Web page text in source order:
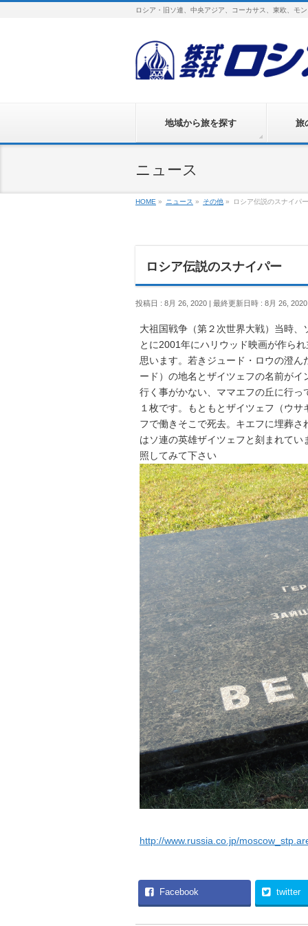
ロシア・旧ソ連、中央アジア、コーカサス、東欧、モ
地域から旅を探す 旅
ニュース
HOME » ニュース » その他 » ロシア伝説のスナイパー
ロシア伝説のスナイパー
投稿日 : 8月 26, 2020 最終更新日時 : 8月 26, 2020
大祖国戦争（第２次世界大戦）当時
とに2001年にハリウッド映画が作ら
思います。若きジュード・ロウの澄
ード）の地名とザイツェフの名前が
行く事がかない、ママエフの丘に行
１枚です。もともとザイツェフ（ウ
フで働きそこで死去。キエフに埋葬
はソ連の英雄ザイツェフと刻まれて
照してみて下さい
http://www.russia.co.jp/
Facebook twitter